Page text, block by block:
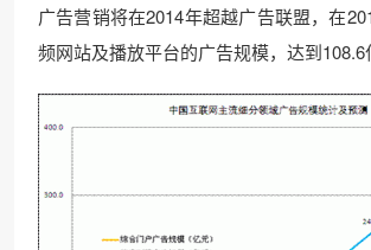
广告营销将在2014年超越广告联盟，在
频网站及播放平台的广告规模，达到108.6